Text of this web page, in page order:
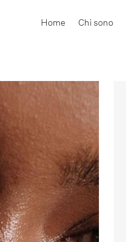
Home Chi sono